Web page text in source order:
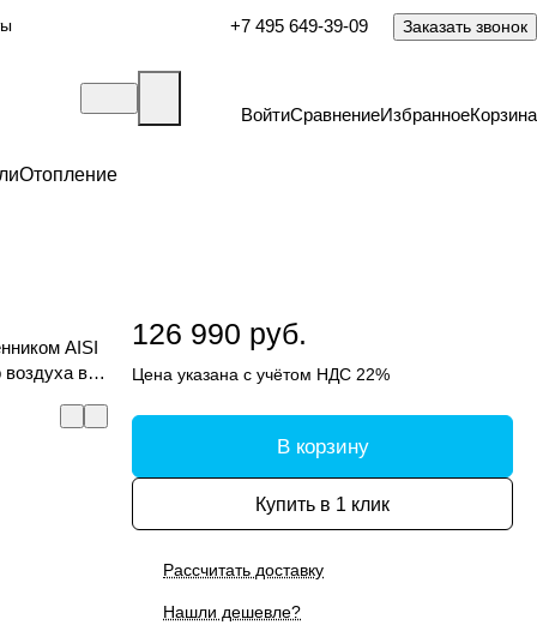
+7 495 649-39-09 Заказать звонок
ВойтиСравнениеИзбранноеКорзина
Отопление
AISI
воздуха в
126 990 руб.
Цена указана с учётом НДС 22%
В корзину
Купить в 1 клик
Рассчитать доставку
Нашли дешевле?